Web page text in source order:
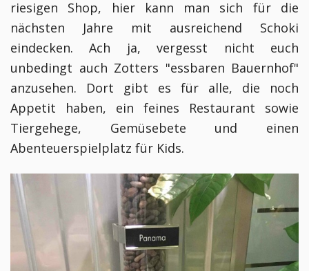
riesigen Shop, hier kann man sich für die
nächsten Jahre mit ausreichend Schoki
eindecken. Ach ja, vergesst nicht euch
unbedingt auch Zotters "essbaren Bauernhof"
anzusehen. Dort gibt es für alle, die noch
Appetit haben, ein feines Restaurant sowie
Tiergehege, Gemüsebete und einen
Abenteuerspielplatz für Kids.